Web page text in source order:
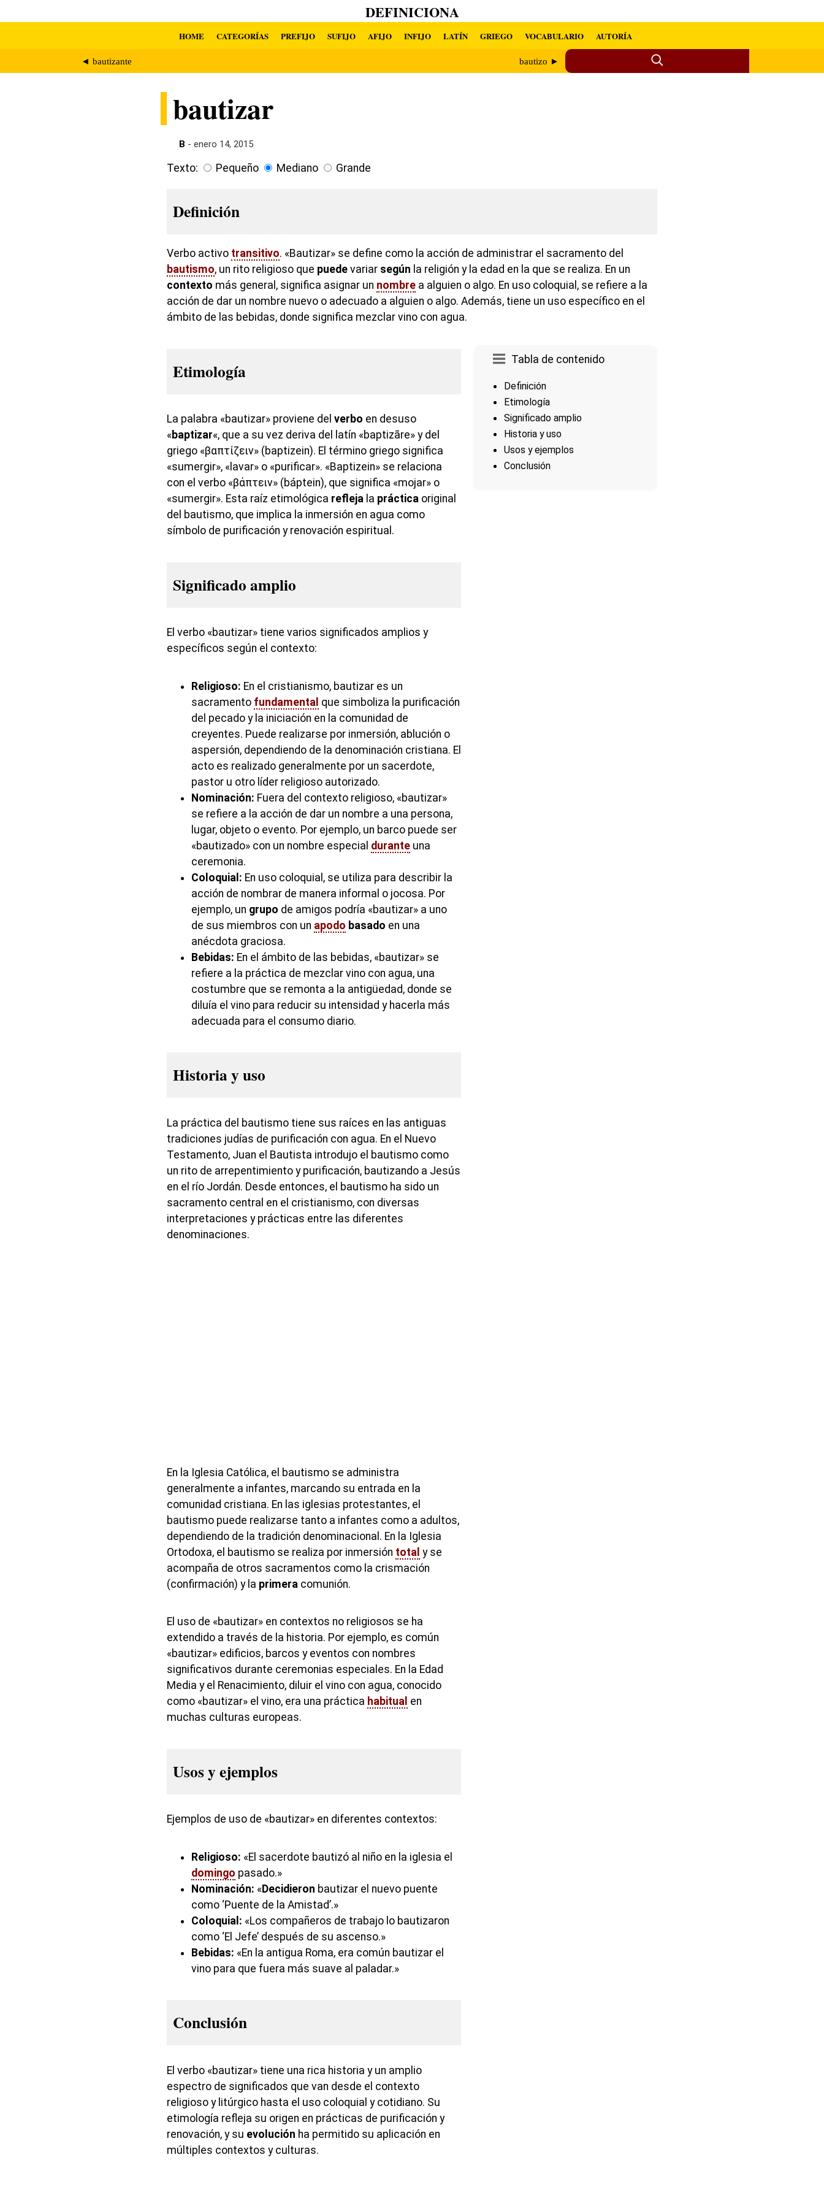
DEFINICIONA
HOME CATEGORÍAS PREFIJO SUFIJO AFIJO INFIJO LATÍN GRIEGO VOCABULARIO AUTORÍA
◄ bautizante bautizo ►
bautizar
B - enero 14, 2015
Texto: Pequeño Mediano Grande
Definición
Verbo activo transitivo. «Bautizar» se define como la acción de administrar el sacramento del
bautismo, un rito religioso que puede variar según la religión y la edad en la que se realiza. En un
contexto más general, significa asignar un nombre a alguien o algo. En uso coloquial, se refiere a la
acción de dar un nombre nuevo o adecuado a alguien o algo. Además, tiene un uso específico en el
ámbito de las bebidas, donde significa mezclar vino con agua.
Tabla de contenido
Definición
Etimología
Significado amplio
Historia y uso
Usos y ejemplos
Conclusión
Etimología
La palabra «bautizar» proviene del verbo en desuso
«baptizar«, que a su vez deriva del latín «baptizāre» y del
griego «βαπτίζειν» (baptizein). El término griego significa
«sumergir», «lavar» o «purificar». «Baptizein» se relaciona
con el verbo «βάπτειν» (báptein), que significa «mojar» o
«sumergir». Esta raíz etimológica refleja la práctica original
del bautismo, que implica la inmersión en agua como
símbolo de purificación y renovación espiritual.
Significado amplio
El verbo «bautizar» tiene varios significados amplios y
específicos según el contexto:
Religioso: En el cristianismo, bautizar es un
sacramento fundamental que simboliza la purificación
del pecado y la iniciación en la comunidad de
creyentes. Puede realizarse por inmersión, ablución o
aspersión, dependiendo de la denominación cristiana. El
acto es realizado generalmente por un sacerdote,
pastor u otro líder religioso autorizado.
Nominación: Fuera del contexto religioso, «bautizar»
se refiere a la acción de dar un nombre a una persona,
lugar, objeto o evento. Por ejemplo, un barco puede ser
«bautizado» con un nombre especial durante una
ceremonia.
Coloquial: En uso coloquial, se utiliza para describir la
acción de nombrar de manera informal o jocosa. Por
ejemplo, un grupo de amigos podría «bautizar» a uno
de sus miembros con un apodo basado en una
anécdota graciosa.
Bebidas: En el ámbito de las bebidas, «bautizar» se
refiere a la práctica de mezclar vino con agua, una
costumbre que se remonta a la antigüedad, donde se
diluía el vino para reducir su intensidad y hacerla más
adecuada para el consumo diario.
Historia y uso
La práctica del bautismo tiene sus raíces en las antiguas
tradiciones judías de purificación con agua. En el Nuevo
Testamento, Juan el Bautista introdujo el bautismo como
un rito de arrepentimiento y purificación, bautizando a Jesús
en el río Jordán. Desde entonces, el bautismo ha sido un
sacramento central en el cristianismo, con diversas
interpretaciones y prácticas entre las diferentes
denominaciones.
En la Iglesia Católica, el bautismo se administra
generalmente a infantes, marcando su entrada en la
comunidad cristiana. En las iglesias protestantes, el
bautismo puede realizarse tanto a infantes como a adultos,
dependiendo de la tradición denominacional. En la Iglesia
Ortodoxa, el bautismo se realiza por inmersión total y se
acompaña de otros sacramentos como la crismación
(confirmación) y la primera comunión.
El uso de «bautizar» en contextos no religiosos se ha
extendido a través de la historia. Por ejemplo, es común
«bautizar» edificios, barcos y eventos con nombres
significativos durante ceremonias especiales. En la Edad
Media y el Renacimiento, diluir el vino con agua, conocido
como «bautizar» el vino, era una práctica habitual en
muchas culturas europeas.
Usos y ejemplos
Ejemplos de uso de «bautizar» en diferentes contextos:
Religioso: «El sacerdote bautizó al niño en la iglesia el
domingo pasado.»
Nominación: «Decidieron bautizar el nuevo puente
como ‘Puente de la Amistad’.»
Coloquial: «Los compañeros de trabajo lo bautizaron
como ‘El Jefe’ después de su ascenso.»
Bebidas: «En la antigua Roma, era común bautizar el
vino para que fuera más suave al paladar.»
Conclusión
El verbo «bautizar» tiene una rica historia y un amplio
espectro de significados que van desde el contexto
religioso y litúrgico hasta el uso coloquial y cotidiano. Su
etimología refleja su origen en prácticas de purificación y
renovación, y su evolución ha permitido su aplicación en
múltiples contextos y culturas.